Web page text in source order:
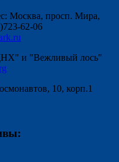
Москва, просп. Мира,
62-06
и "Вежливый лось"
10, корп.1